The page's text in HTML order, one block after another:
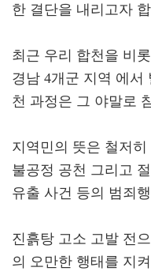
한 결단을 내리고자
최근 우리 합천을 비
경남 4개군 지역 에서
천 과정은 그 야말로
지역민의 뜻은 철저
불공정 공천 그리고
유출 사건 등의 범죄
진흙탕 고소 고발 전
의 오만한 행태를 지